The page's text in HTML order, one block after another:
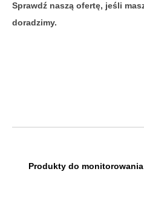
Sprawdź naszą ofertę, jeśli
doradzimy.
Produkty do